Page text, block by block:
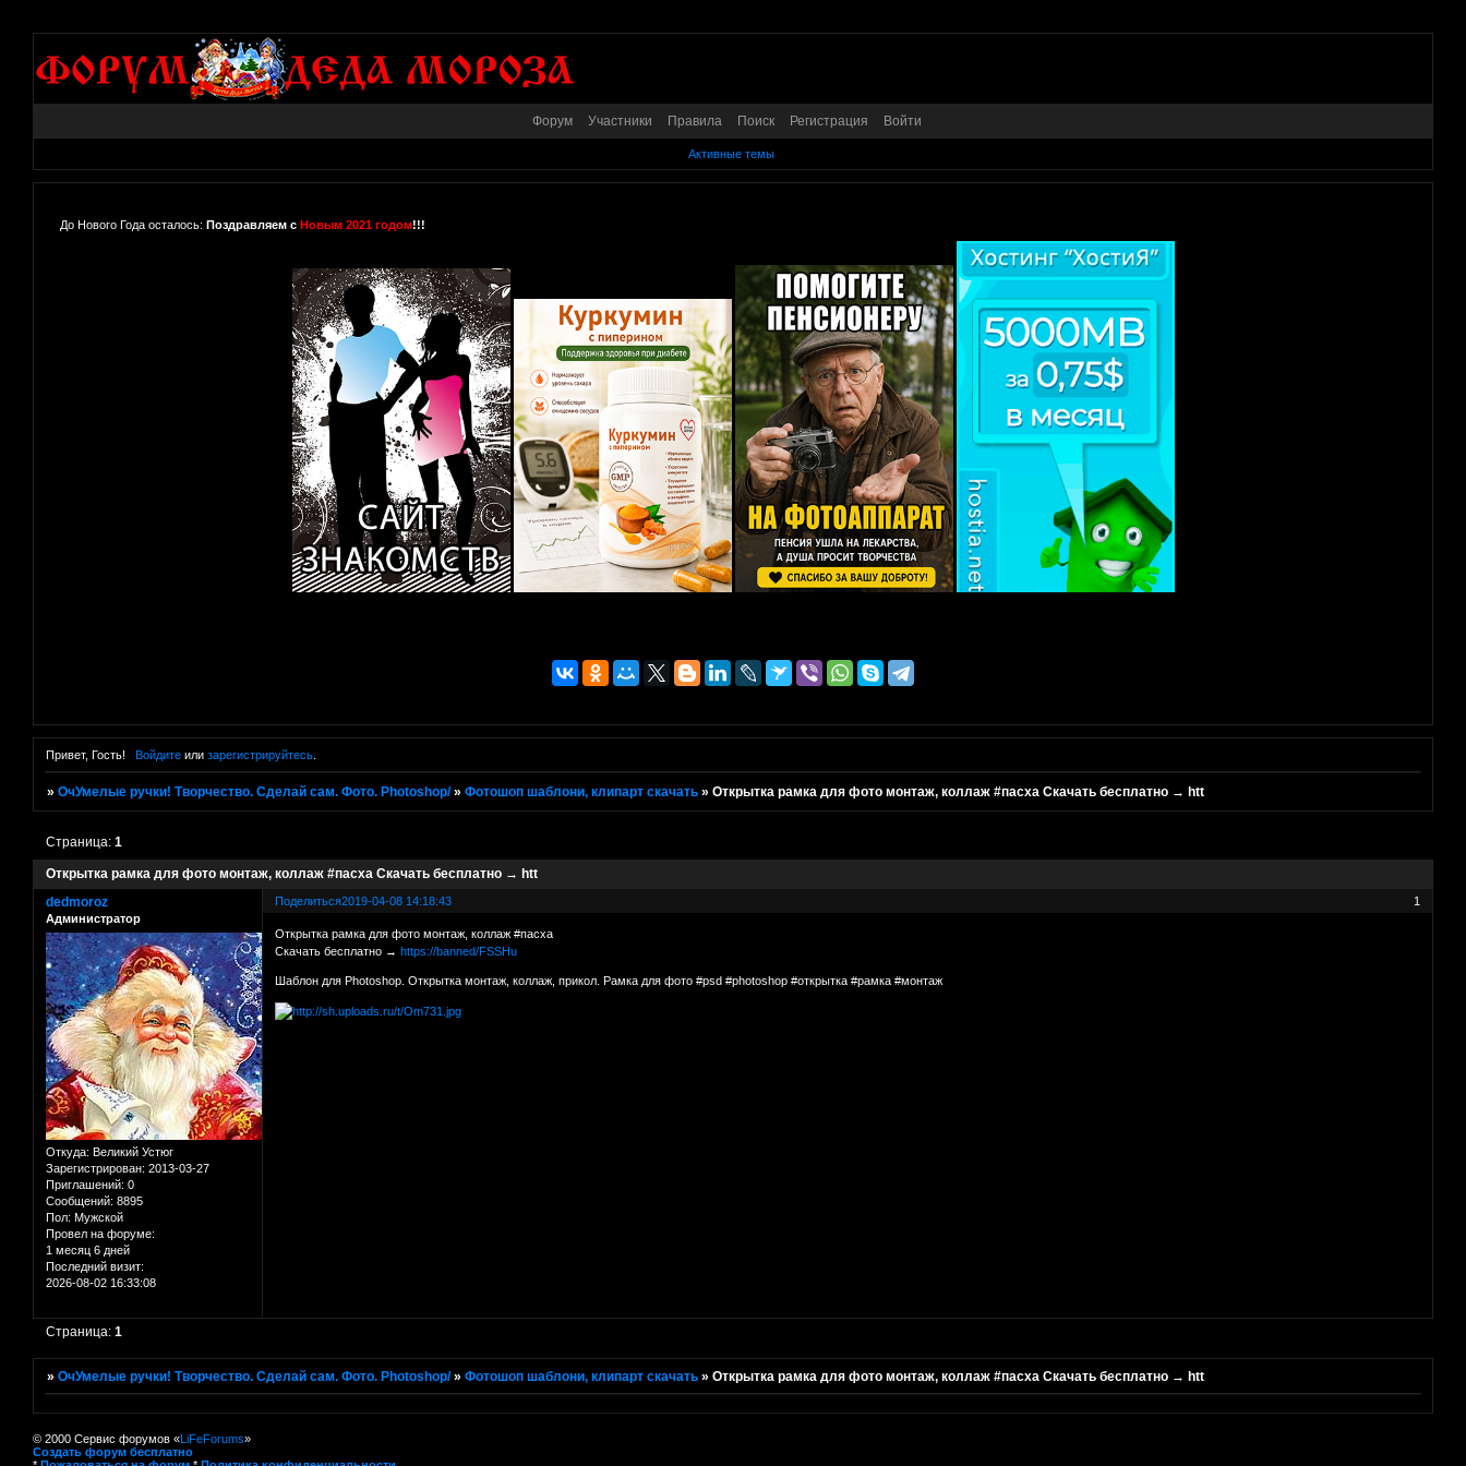
Форум Участники Правила Поиск Регистрация Войти
Активные темы
До Нового Года осталось: Поздравляем с Новым 2021 годом!!!
Привет, Гость! Войдитеили зарегистрируйтесь.
»ОчУмелые ручки! Творчество. Сделай сам. Фото. Photoshop/ »Фотошоп шаблони, клипарт скачать »Открытка рамка для фото монтаж, коллаж #пасха Скачать бесплатно → htt
Открытка рамка для фото монтаж, коллаж #пасха Скачать бесплатно → htt
Страница:1
Поделиться 1
2019-04-08 14:18:43
dedmoroz
Администратор
Откуда: Великий Устюг
Зарегистрирован: 2013-03-27
Приглашений: 0
Сообщений: 8895
Пол: Мужской
Провел на форуме:
1 месяц 6 дней
Последний визит:
2026-08-02 16:33:08
Открытка рамка для фото монтаж, коллаж #пасха
Скачать бесплатно →https://banned/FSSHu
Шаблон для Photoshop. Открытка монтаж, коллаж, прикол. Рамка для фото #psd #photoshop #открытка #рамка #монтаж
Страница:1
»ОчУмелые ручки! Творчество. Сделай сам. Фото. Photoshop/ »Фотошоп шаблони, клипарт скачать »Открытка рамка для фото монтаж, коллаж #пасха Скачать бесплатно → htt
© 2000 Сервис форумов «LiFeForums»
Создать форум бесплатно